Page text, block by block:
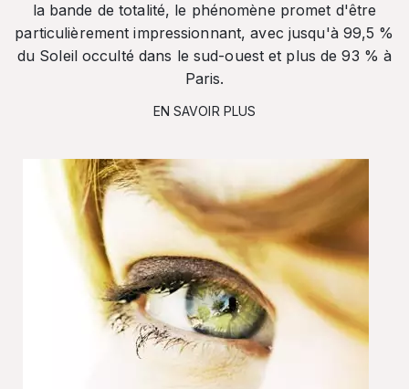
la bande de totalité, le phénomène promet d'être
particulièrement impressionnant, avec jusqu'à 99,5 %
du Soleil occulté dans le sud-ouest et plus de 93 % à
Paris.
EN SAVOIR PLUS